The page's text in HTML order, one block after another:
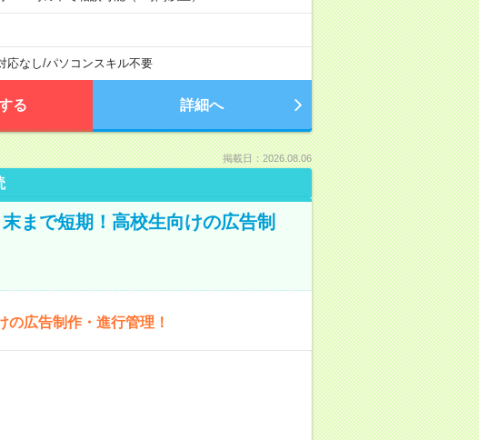
応なし/パソコンスキル不要
る 詳細へ
掲載日：2026.08.06
まで短期！高校生向けの広告制
広告制作・進行管理！